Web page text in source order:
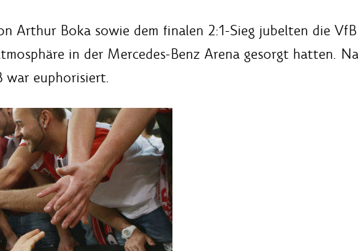
Arthur Boka sowie dem finalen 2:1-Sieg jubelten die
in der Mercedes-Benz Arena gesorgt hatten.
war euphorisiert.